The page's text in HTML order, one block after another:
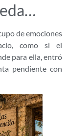
de emociones
como si el
para ella, entró
pendiente con